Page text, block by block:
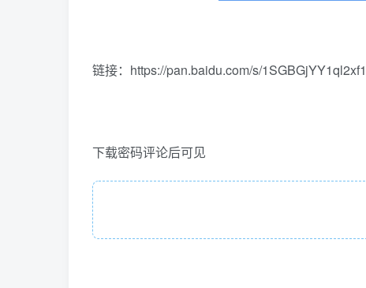
链接：https://pan.baidu.com/s/
下载密码评论后可见